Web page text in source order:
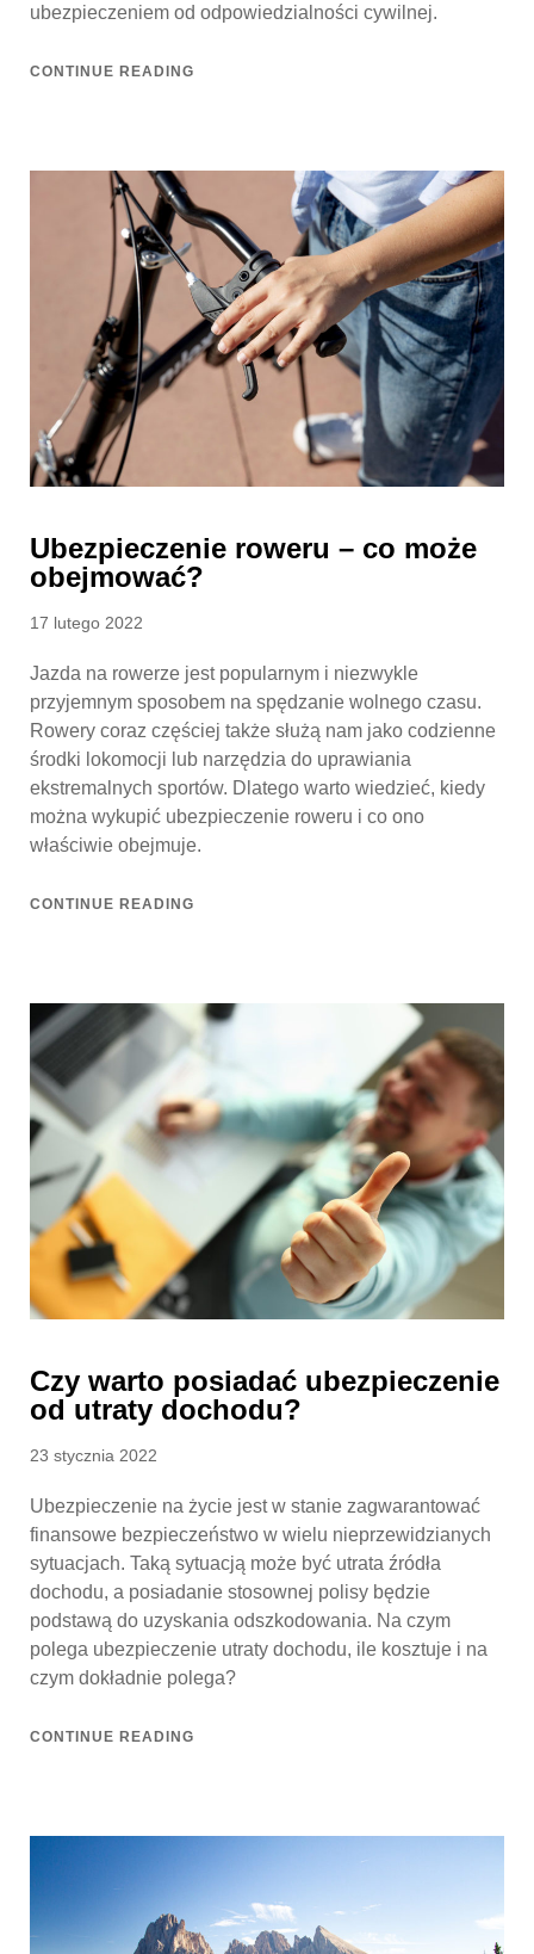
ubezpieczeniem od odpowiedzialności cywilnej.
CONTINUE READING
Ubezpieczenie roweru – co może
obejmować?
Posted
17 lutego 2022
Jazda na rowerze jest popularnym i niezwykle
przyjemnym sposobem na spędzanie wolnego czasu.
Rowery coraz częściej także służą nam jako codzienne
środki lokomocji lub narzędzia do uprawiania
ekstremalnych sportów. Dlatego warto wiedzieć, kiedy
można wykupić ubezpieczenie roweru i co ono
właściwie obejmuje.
CONTINUE READING
Czy warto posiadać ubezpieczenie
od utraty dochodu?
Posted
23 stycznia 2022
Ubezpieczenie na życie jest w stanie zagwarantować
finansowe bezpieczeństwo w wielu nieprzewidzianych
sytuacjach. Taką sytuacją może być utrata źródła
dochodu, a posiadanie stosownej polisy będzie
podstawą do uzyskania odszkodowania. Na czym
polega ubezpieczenie utraty dochodu, ile kosztuje i na
czym dokładnie polega?
CONTINUE READING